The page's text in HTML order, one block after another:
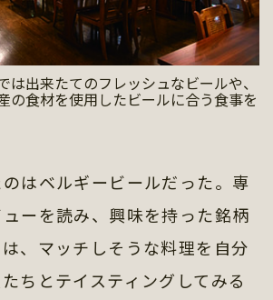
は出来たてのフレッシュなビールや、
の食材を使用したビールに合う食事を
はベルギービールだった。専
ーを読み、興味を持った銘柄
、マッチしそうな料理を自分
ちとテイスティングしてみる